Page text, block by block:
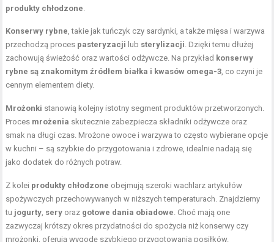
produkty chłodzone
Konserwy rybne , takie jak tuńczyk czy sardynki, a także mięsa i warzywa
przechodzą proces pasteryzacji lub sterylizacji . Dzięki temu dłużej
zachowują świeżość oraz wartości odżywcze. Na przykład konserwy
rybne są znakomitym źródłem białka i kwasów omega-3 , co czyni je
cennym elementem diety.
Mrożonki stanowią kolejny istotny segment produktów przetworzonych.
Proces mrożenia skutecznie zabezpiecza składniki odżywcze oraz
smak na długi czas. Mrożone owoce i warzywa to często wybierane opcje
w kuchni – są szybkie do przygotowania i zdrowe, idealnie nadają się
jako dodatek do różnych potraw.
Z kolei produkty chłodzone obejmują szeroki wachlarz artykułów
spożywczych przechowywanych w niższych temperaturach. Znajdziemy
tu jogurty sery oraz gotowe dania obiadowe . Choć mają one
zazwyczaj krótszy okres przydatności do spożycia niż konserwy czy
mrożonki, oferują wygodę szybkiego przygotowania posiłków.